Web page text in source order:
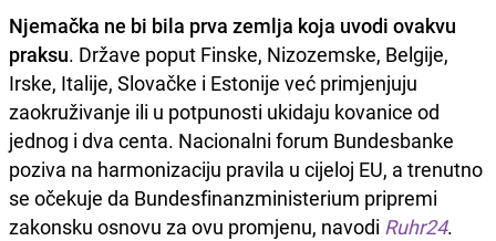
Njemačka ne bi bila prva zemlja koja uvodi ovakvu
praksu. Države poput Finske, Nizozemske, Belgije,
Irske, Italije, Slovačke i Estonije već primjenjuju
zaokruživanje ili u potpunosti ukidaju kovanice od
jednog i dva centa. Nacionalni forum Bundesbanke
poziva na harmonizaciju pravila u cijeloj EU, a trenutno
se očekuje da Bundesfinanzministerium pripremi
zakonsku osnovu za ovu promjenu, navodi Ruhr24.